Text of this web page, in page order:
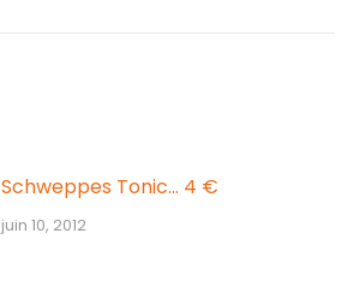
Schweppes Tonic… 4 €
juin 10, 2012